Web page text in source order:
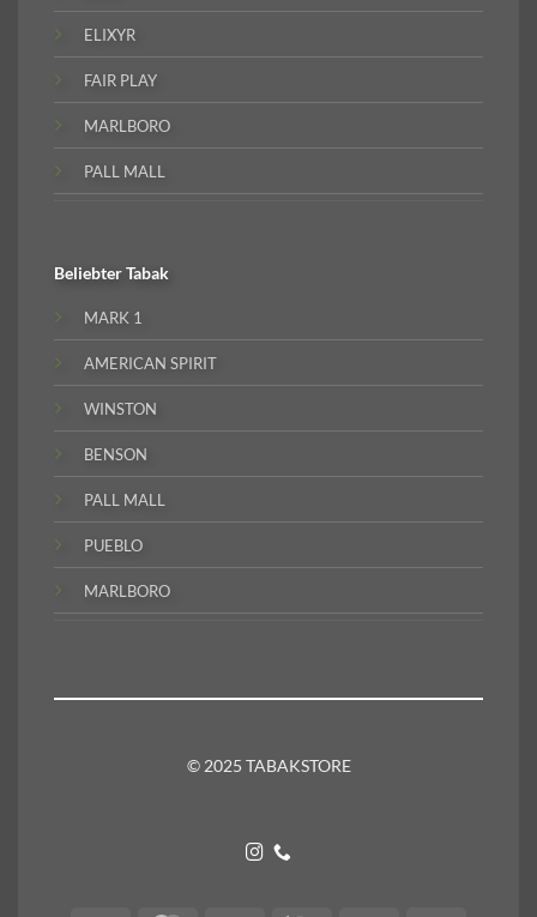
ELIXYR
FAIR PLAY
MARLBORO
PALL MALL
BeliebterTabak
MARK 1
AMERICAN SPIRIT
WINSTON
BENSON
PALL MALL
PUEBLO
MARLBORO
© 2025 TABAKSTORE